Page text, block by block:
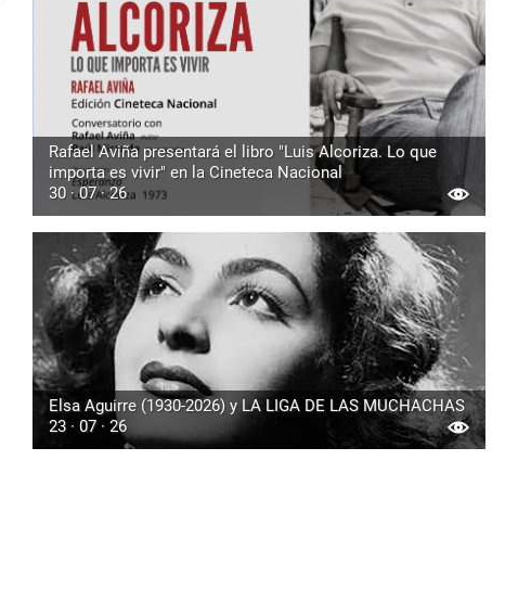
Rafael Aviña presentará el libro "Luis Alcoriza. Lo que
importa es vivir" en la Cineteca Nacional
30 · 07 · 26
Elsa Aguirre (1930-2026) y LA LIGA DE LAS MUCHACHAS
23 · 07 · 26